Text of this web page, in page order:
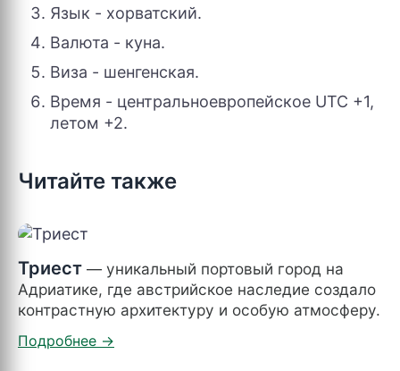
Язык - хорватский.
Валюта - куна.
Виза - шенгенская.
Время - центральноевропейское UTC +1,
летом +2.
Читайте также
Триест — уникальный портовый город на
Адриатике, где австрийское наследие создало
контрастную архитектуру и особую атмосферу.